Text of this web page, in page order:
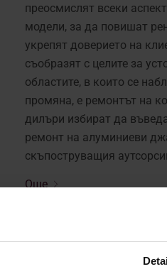
преосмислят всеки
модели, за да повишат
укрепят доверието на
съобразят с целите за
областите, в които се
промяна, е ремонтът на
дилъри избират да
ремонт на алуминиеви
скъпоструващия
Още